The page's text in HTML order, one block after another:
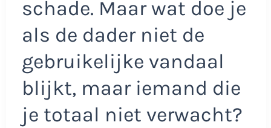
schade. Maar wat doe je
als de dader niet de
gebruikelijke vandaal
blijkt, maar iemand die
je totaal niet verwacht?